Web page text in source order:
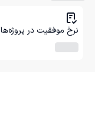
نرخ موفقیت در پروژه‌ها